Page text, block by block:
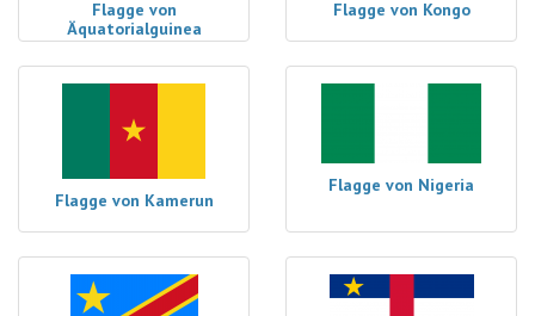
Flagge von
Äquatorialguinea
Flagge von Kongo
Flagge von Kamerun
Flagge von Nigeria